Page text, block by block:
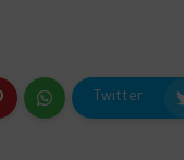
Twitter